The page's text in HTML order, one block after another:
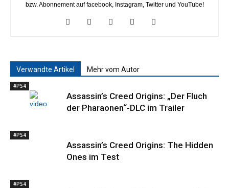
bzw. Abonnement auf facebook, Instagram, Twitter und YouTube!
Verwandte Artikel Mehr vom Autor
#PS4
Assassin’s Creed Origins: „Der Fluch
der Pharaonen“-DLC im Trailer
#PS4
Assassin’s Creed Origins: The Hidden
Ones im Test
#PS4